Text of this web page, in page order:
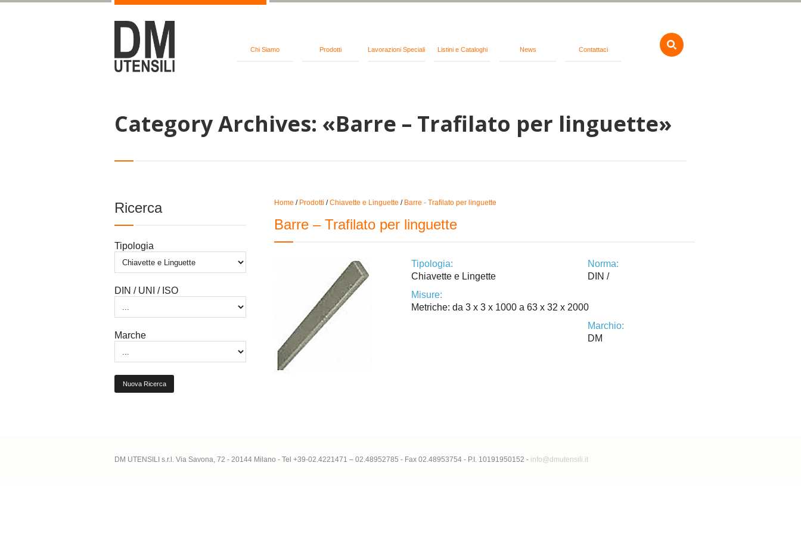
Chi Siamo Prodotti Lavorazioni Speciali Listini e Cataloghi News Contattaci
Category Archives: «Barre – Trafilato per linguette»
Home / Prodotti /Chiavette e Linguette / Barre - Trafilato per linguette
Barre – Trafilato per linguette
Tipologia:
Chiavette e Lingette
Norma:
DIN /
Misure:
Metriche: da 3 x 3 x 1000 a 63 x 32 x 2000
Marchio:
DM
Ricerca
Tipologia
DIN / UNI / ISO
Marche
Nuova Ricerca
DM UTENSILI s.r.l. Via Savona, 72 - 20144 Milano - Tel +39-02.4221471 – 02.48952785 - Fax 02.48953754 - P.I. 10191950152 - info@dmutensili.it